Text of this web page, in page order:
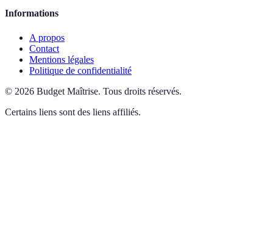
Informations
A propos
Contact
Mentions légales
Politique de confidentialité
© 2026 Budget Maîtrise. Tous droits réservés.
Certains liens sont des liens affiliés.